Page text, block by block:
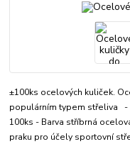
±100ks ocelových kuliček.
populárním typem střeliva -
100ks - Barva stříbrná
praku pro účely sportovní